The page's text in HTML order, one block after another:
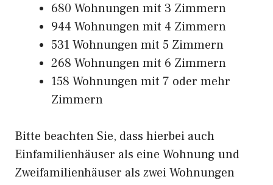
680 Wohnungen mit 3 Zimmern
944 Wohnungen mit 4 Zimmern
531 Wohnungen mit 5 Zimmern
268 Wohnungen mit 6 Zimmern
158 Wohnungen mit 7 oder mehr
Zimmern
Bitte beachten Sie, dass hierbei auch
Einfamilienhäuser als eine Wohnung und
Zweifamilienhäuser als zwei Wohnungen